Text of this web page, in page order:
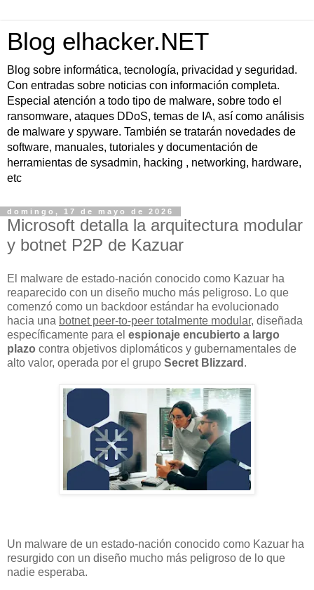
Blog elhacker.NET
Blog sobre informática, tecnología, privacidad y seguridad.
Con entradas sobre noticias con información completa.
Especial atención a todo tipo de malware, sobre todo el
ransomware, ataques DDoS, temas de IA, así como análisis
de malware y spyware. También se tratarán novedades de
software, manuales, tutoriales y documentación de
herramientas de sysadmin, hacking , networking, hardware,
etc
domingo, 17 de mayo de 2026
Microsoft detalla la arquitectura modular
y botnet P2P de Kazuar
El malware de estado-nación conocido como Kazuar ha
reaparecido con un diseño mucho más peligroso. Lo que
comenzó como un backdoor estándar ha evolucionado
hacia una botnet peer-to-peer totalmente modular, diseñada
específicamente para el espionaje encubierto a largo
plazo contra objetivos diplomáticos y gubernamentales de
alto valor, operada por el grupo Secret Blizzard .
Un malware de un estado-nación conocido como Kazuar ha
resurgido con un diseño mucho más peligroso de lo que
nadie esperaba.